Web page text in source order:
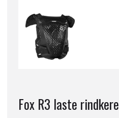
Fox R3 laste